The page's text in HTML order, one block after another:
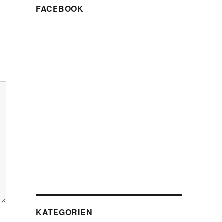
FACEBOOK
KATEGORIEN